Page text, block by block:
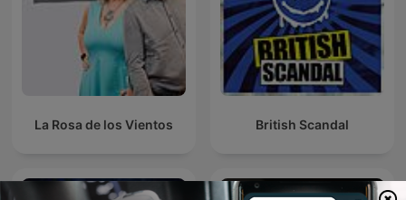
La Rosa de los Vientos British Scandal